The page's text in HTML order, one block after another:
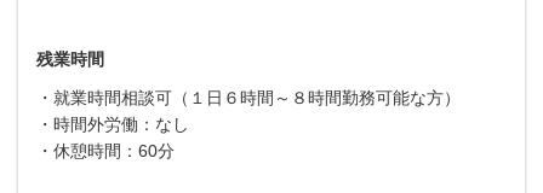
残業時間
・就業時間相談可（１日６時間～８時間勤務可能な方）
・時間外労働：なし
・休憩時間：60分